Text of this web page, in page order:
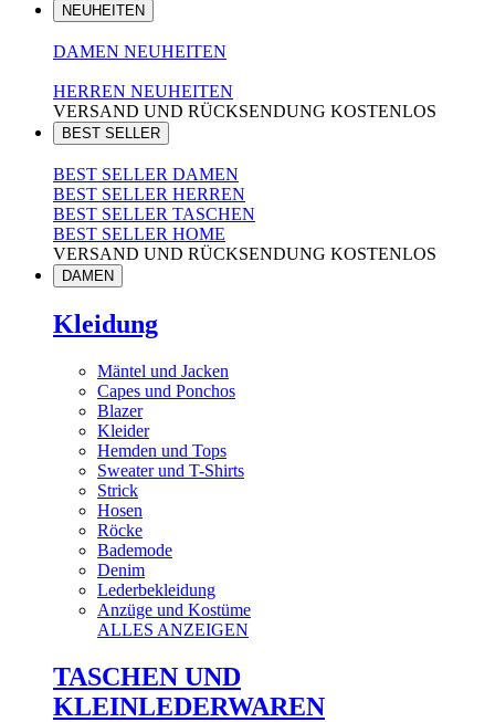
NEUHEITEN
DAMEN NEUHEITEN
HERREN NEUHEITEN
VERSAND UND RÜCKSENDUNG KOSTENLOS
BEST SELLER
BEST SELLER DAMEN
BEST SELLER HERREN
BEST SELLER TASCHEN
BEST SELLER HOME
VERSAND UND RÜCKSENDUNG KOSTENLOS
DAMEN
Kleidung
Mäntel und Jacken
Capes und Ponchos
Blazer
Kleider
Hemden und Tops
Sweater und T-Shirts
Strick
Hosen
Röcke
Bademode
Denim
Lederbekleidung
Anzüge und Kostüme
ALLES ANZEIGEN
TASCHEN UND
KLEINLEDERWAREN